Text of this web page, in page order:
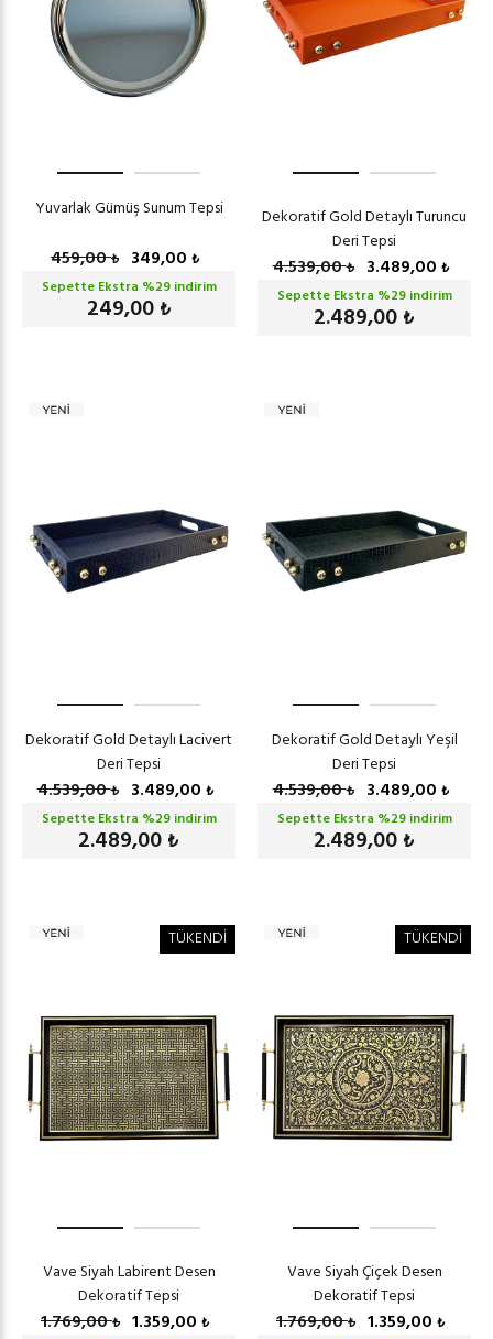
Yuvarlak Gümüş Sunum Tepsi
459,00₺ 349,00 ₺
Sepette Ekstra %29indirim
249,00 ₺
Dekoratif Gold Detaylı Turuncu
Deri Tepsi
4.539,00₺ 3.489,00 ₺
Sepette Ekstra %29indirim
2.489,00 ₺
Dekoratif Gold Detaylı Lacivert
Deri Tepsi
4.539,00₺ 3.489,00 ₺
Sepette Ekstra %29indirim
2.489,00 ₺
Dekoratif Gold Detaylı Yeşil
Deri Tepsi
4.539,00₺ 3.489,00 ₺
Sepette Ekstra %29indirim
2.489,00 ₺
TÜKENDİ
Vave Siyah Labirent Desen
Dekoratif Tepsi
1.769,00₺ 1.359,00 ₺
TÜKENDİ
Vave Siyah Çiçek Desen
Dekoratif Tepsi
1.769,00₺ 1.359,00 ₺